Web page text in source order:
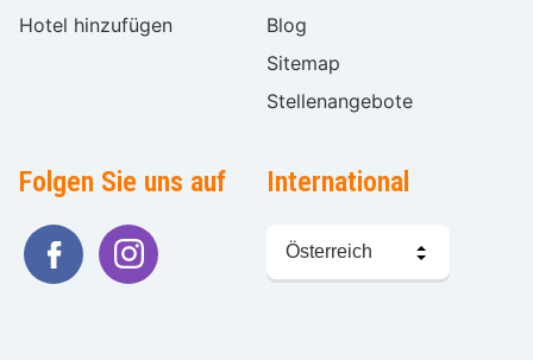
Hotel hinzufügen
Blog
Sitemap
Stellenangebote
Folgen Sie uns auf International
Sprache
wählen